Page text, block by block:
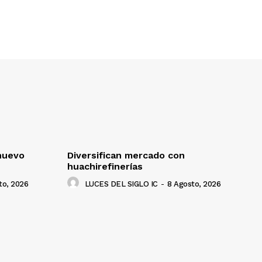
2026
Diversifican mercado con
huachirefinerías
LUCES DEL SIGLO IC - 8 Agosto, 2026